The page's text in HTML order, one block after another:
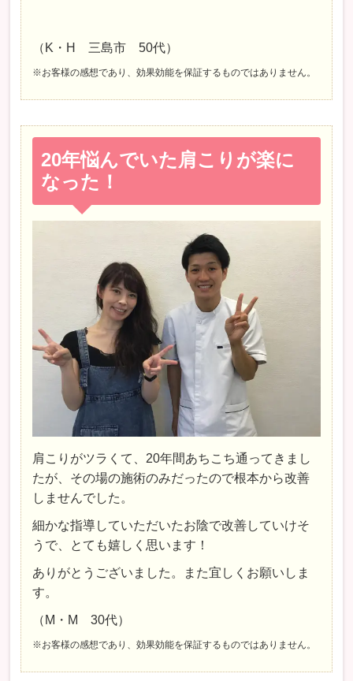
（K・H 三島市 50代）
※お客様の感想であり、効果効能を保証するものではありません。
20年悩んでいた肩こりが楽に
なった！
肩こりがツラくて、20年間あちこち通ってきまし
たが、その場の施術のみだったので根本から改善
しませんでした。
細かな指導していただいたお陰で改善していけそ
うで、とても嬉しく思います！
ありがとうございました。また宜しくお願いしま
す。
（M・M 30代）
※お客様の感想であり、効果効能を保証するものではありません。